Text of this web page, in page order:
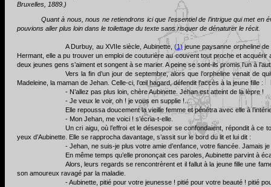
Bruxelles, 1889.)
Quant à nous, nous ne retiendrons ici que l’essentiel de l’intrigue qui met
pouvions aller plus loin dans le toilettage du texte sans risquer de dénaturer le récit.
A Durbuy, au XVIIe siècle, Aubinette, (1)jeune paysanne orpheline
Hermant, elle a pu trouver un emploi de couturière au couvent tout proche et
deux jeunes gens s’aiment et songent à se marier. A peine se sont-ils promis l’un à
Vers la fin d’un jour de septembre, alors que l’orpheline venait de
Madeleine, la maman de Jehan. Celle-ci, l’œil hagard, défendit l’accès à la jeune fille :
- N’allez pas plus loin, chère Aubinette. Jehan est atteint de la lèpre !
- Je veux le voir, oh ! je vous en supplie !...
Elle repoussa doucement la vieille femme et pénétra avec elle à
- Mon Jehan, me voici ! s’écria-t-elle.
Un cri aigu, où l’effroi et le désespoir se confondaient, répondit à ce
yeux d’Aubinette. Elle se rapprocha davantage, s’assit sur le bord du lit et lui dit :
- Jehan, ne suis-je plus votre amie d’enfance, votre fiancée. Jamais
En même temps qu’elle prononçait ces paroles, Aubinette parvint à
Alors, leurs regards se rencontrèrent et il fallut à la jeune fille une
son amoureux ravagé par la maladie.
- Aubinette, pitié pour votre jeunesse ! pitié pour votre beauté ! pitié